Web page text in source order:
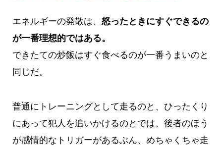
エネルギーの発散は、 怒ったときにすぐできるの
が一番理想的ではある。
できたての炒飯はすぐ食べるのが一番うまいのと
同じだ。
普通にトレーニングとして走るのと、ひったくり
にあって犯人を追いかけるのとでは、後者のほう
が感情的なトリガーがあるぶん、めちゃくちゃ走